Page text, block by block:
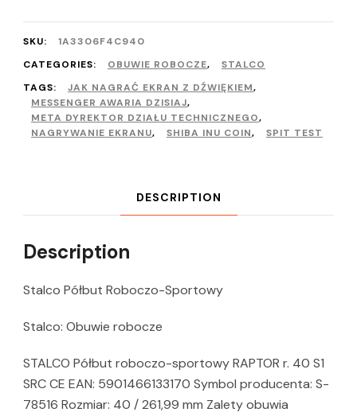
SKU:
1A3306F4C940
CATEGORIES:
OBUWIE ROBOCZE,
STALCO
TAGS:
JAK NAGRAĆ EKRAN Z DŹWIĘKIEM,
MESSENGER AWARIA DZISIAJ,
META DYREKTOR DZIAŁU TECHNICZNEGO,
NAGRYWANIE EKRANU, SHIBA INU COIN, SPIT TEST
DESCRIPTION
Description
Stalco Półbut Roboczo-Sportowy
Stalco: Obuwie robocze
STALCO Półbut roboczo-sportowy RAPTOR r. 40 S1
SRC CE EAN: 5901466133170 Symbol producenta: S-
78516 Rozmiar: 40 / 261,99 mm Zalety obuwia